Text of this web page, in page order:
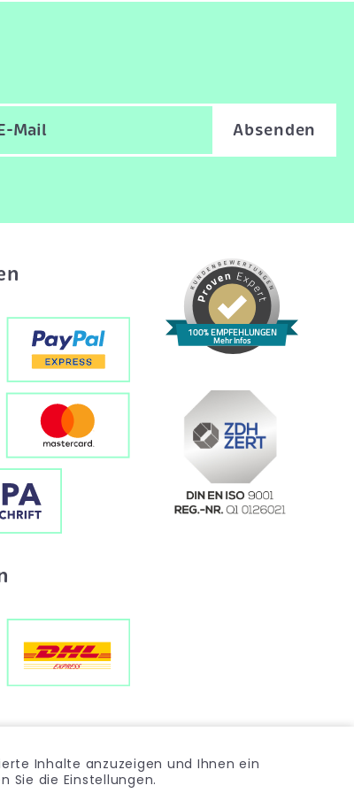
Absenden
100% EMPFEHLUNGEN
Mehr Infos
Inhalte anzuzeigen und Ihnen ein
Sie die Einstellungen.